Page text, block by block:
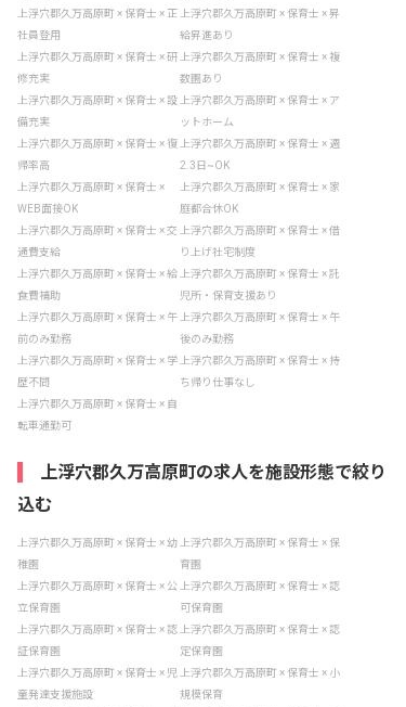
上浮穴郡久万高原町 × 保育士 × 正
社員登用
上浮穴郡久万高原町 × 保育士 × 昇
給昇進あり
上浮穴郡久万高原町 × 保育士 × 研
修充実
上浮穴郡久万高原町 × 保育士 × 複
数園あり
上浮穴郡久万高原町 × 保育士 × 設
備充実
上浮穴郡久万高原町 × 保育士 × ア
ットホーム
上浮穴郡久万高原町 × 保育士 × 復
帰率高
上浮穴郡久万高原町 × 保育士 × 週
2.3日~OK
上浮穴郡久万高原町 × 保育士 ×
WEB面接OK
上浮穴郡久万高原町 × 保育士 × 家
庭都合休OK
上浮穴郡久万高原町 × 保育士 × 交
通費支給
上浮穴郡久万高原町 × 保育士 × 借
り上げ社宅制度
上浮穴郡久万高原町 × 保育士 × 給
食費補助
上浮穴郡久万高原町 × 保育士 × 託
児所・保育支援あり
上浮穴郡久万高原町 × 保育士 × 午
前のみ勤務
上浮穴郡久万高原町 × 保育士 × 午
後のみ勤務
上浮穴郡久万高原町 × 保育士 × 学
歴不問
上浮穴郡久万高原町 × 保育士 × 持
ち帰り仕事なし
上浮穴郡久万高原町 × 保育士 × 自
転車通勤可
上浮穴郡久万高原町の求人を施設形態で絞り
込む
上浮穴郡久万高原町 × 保育士 × 幼
稚園
上浮穴郡久万高原町 × 保育士 × 保
育園
上浮穴郡久万高原町 × 保育士 × 公
立保育園
上浮穴郡久万高原町 × 保育士 × 認
可保育園
上浮穴郡久万高原町 × 保育士 × 認
証保育園
上浮穴郡久万高原町 × 保育士 × 認
定保育園
上浮穴郡久万高原町 × 保育士 × 児
童発達支援施設
上浮穴郡久万高原町 × 保育士 × 小
規模保育